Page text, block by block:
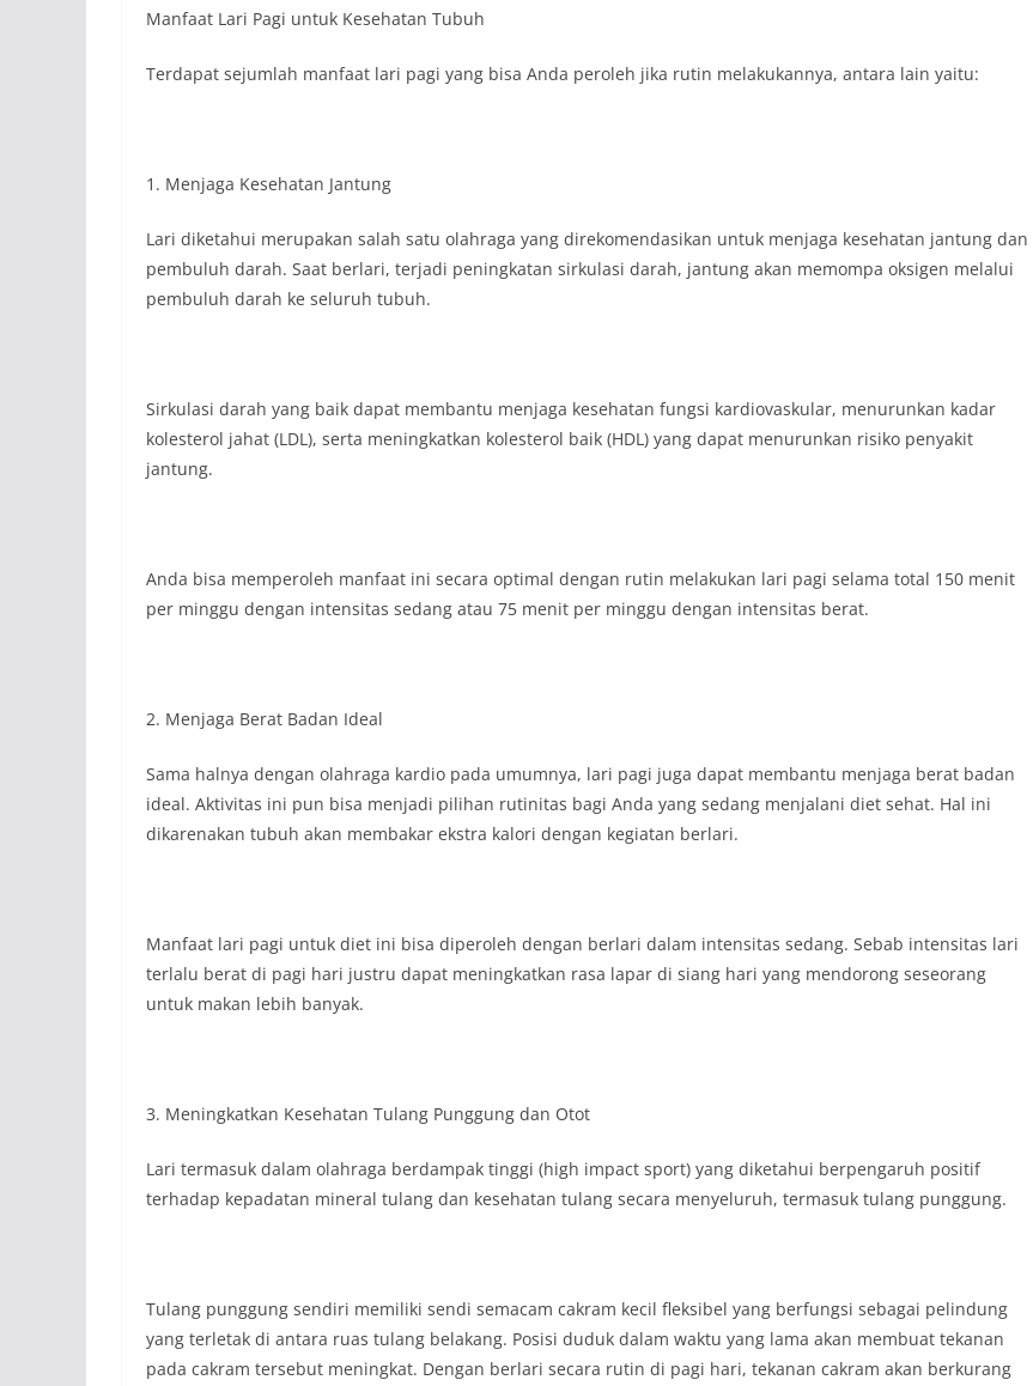
Manfaat Lari Pagi untuk Kesehatan Tubuh
Terdapat sejumlah manfaat lari pagi yang bisa Anda peroleh jika rutin melakukannya, antara lain yaitu:
1. Menjaga Kesehatan Jantung
Lari diketahui merupakan salah satu olahraga yang direkomendasikan untuk menjaga kesehatan jantung dan
pembuluh darah. Saat berlari, terjadi peningkatan sirkulasi darah, jantung akan memompa oksigen melalui
pembuluh darah ke seluruh tubuh.
Sirkulasi darah yang baik dapat membantu menjaga kesehatan fungsi kardiovaskular, menurunkan kadar
kolesterol jahat (LDL), serta meningkatkan kolesterol baik (HDL) yang dapat menurunkan risiko penyakit
jantung.
Anda bisa memperoleh manfaat ini secara optimal dengan rutin melakukan lari pagi selama total 150 menit
per minggu dengan intensitas sedang atau 75 menit per minggu dengan intensitas berat.
2. Menjaga Berat Badan Ideal
Sama halnya dengan olahraga kardio pada umumnya, lari pagi juga dapat membantu menjaga berat badan
ideal. Aktivitas ini pun bisa menjadi pilihan rutinitas bagi Anda yang sedang menjalani diet sehat. Hal ini
dikarenakan tubuh akan membakar ekstra kalori dengan kegiatan berlari.
Manfaat lari pagi untuk diet ini bisa diperoleh dengan berlari dalam intensitas sedang. Sebab intensitas lari
terlalu berat di pagi hari justru dapat meningkatkan rasa lapar di siang hari yang mendorong seseorang
untuk makan lebih banyak.
3. Meningkatkan Kesehatan Tulang Punggung dan Otot
Lari termasuk dalam olahraga berdampak tinggi (high impact sport) yang diketahui berpengaruh positif
terhadap kepadatan mineral tulang dan kesehatan tulang secara menyeluruh, termasuk tulang punggung.
Tulang punggung sendiri memiliki sendi semacam cakram kecil fleksibel yang berfungsi sebagai pelindung
yang terletak di antara ruas tulang belakang. Posisi duduk dalam waktu yang lama akan membuat tekanan
pada cakram tersebut meningkat. Dengan berlari secara rutin di pagi hari, tekanan cakram akan berkurang